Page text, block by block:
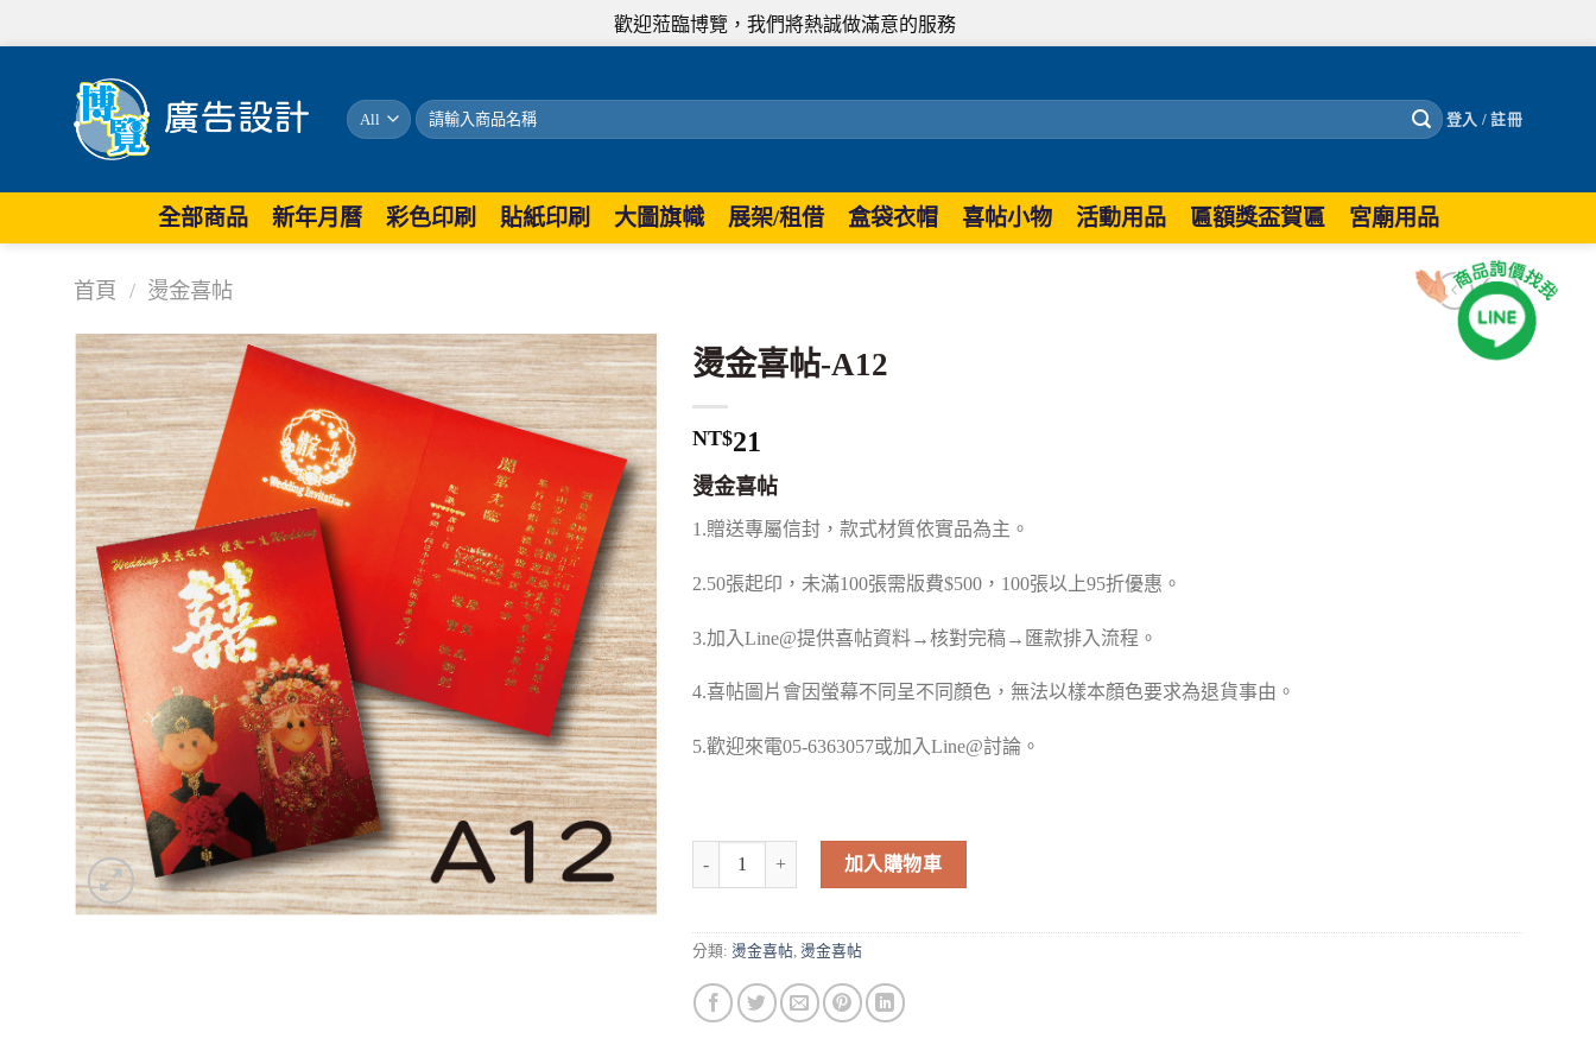
歡迎蒞臨博覽，我們將熱誠做滿意的服務
搜
尋
登入 / 註冊
全部商品 新年月曆 彩色印刷 貼紙印刷 大圖旗幟 展架/租借 盒袋衣帽 喜帖小物 活動用品 匾額獎盃賀匾 宮廟用品
首頁 / 燙金喜帖
燙金喜帖-A12
NT$21
燙金喜帖
1.贈送專屬信封，款式材質依實品為主。
2.50張起印，未滿100張需版費$500，100張以上95折優惠。
3.加入Line@提供喜帖資料→核對完稿→匯款排入流程。
4.喜帖圖片會因螢幕不同呈不同顏色，無法以樣本顏色要求為退貨事由。
5.歡迎來電05-6363057或加入Line@討論。
加入購物車
分類: 燙金喜帖, 燙金喜帖